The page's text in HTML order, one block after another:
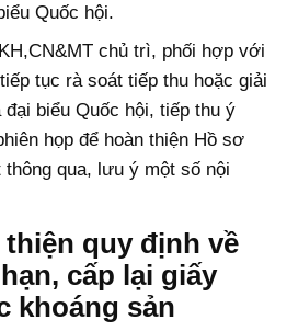
Quốc hội.
chủ trì, phối hợp với
tục rà soát tiếp thu hoặc giải
biểu Quốc hội, tiếp thu ý
họp để hoàn thiện Hồ sơ
qua, lưu ý một số nội
thiện quy định về
cấp lại giấy
khoáng sản